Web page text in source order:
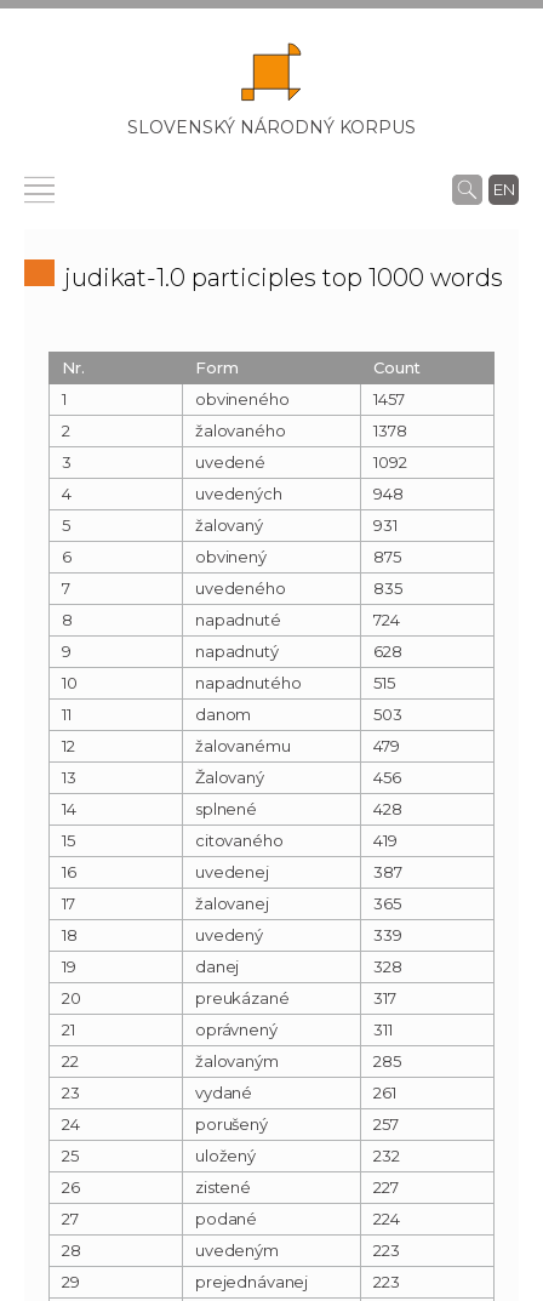
SLOVENSKÝ NÁRODNÝ KORPUS
EN
judikat-1.0 participles top 1000 words
Nr. Form
Count
1
obvineného
1457
2
žalovaného
1378
3
uvedené
1092
4
uvedených
948
5
žalovaný
931
6
obvinený
875
7
uvedeného
835
8
napadnuté
724
9
napadnutý
628
10
napadnutého
515
11
danom
503
12
žalovanému
479
13
Žalovaný
456
14
splnené
428
15
citovaného
419
16
uvedenej
387
17
žalovanej
365
18
uvedený
339
19
danej
328
20
preukázané
317
21
oprávnený
311
22
žalovaným
285
23
vydané
261
24
porušený
257
25
uložený
232
26
zistené
227
27
podané
224
28
uvedeným
223
29
prejednávanej
223